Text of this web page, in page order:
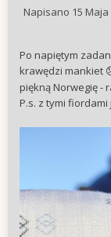
Napisano 15 Maja
Po napiętym
krawędzi mankiet
piękną Norwegię -
P.s. z tymi